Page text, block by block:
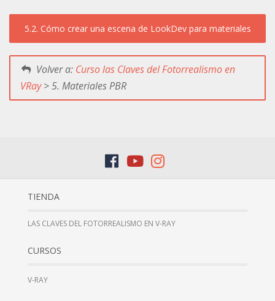
5.2. Cómo crear una escena de LookDev para materiales
Volver a: Curso las Claves del Fotorrealismo en
VRay> 5. Materiales PBR
TIENDA
LAS CLAVES DEL FOTORREALISMO EN V-RAY
CURSOS
V-RAY